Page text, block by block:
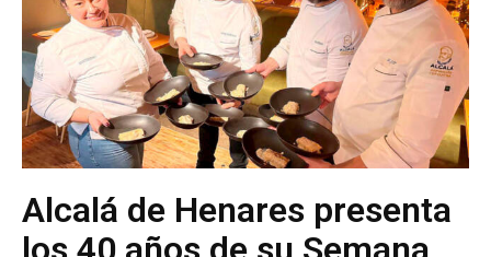
Alcalá de Henares presenta